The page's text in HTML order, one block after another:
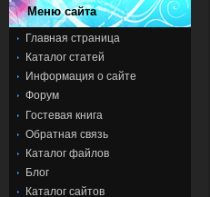
Меню сайта
Главная страница
Каталог статей
Информация о сайте
Форум
Гостевая книга
Обратная связь
Каталог файлов
Блог
Каталог сайтов